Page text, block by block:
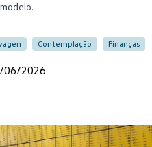
Contemplação Finanças
06/2026